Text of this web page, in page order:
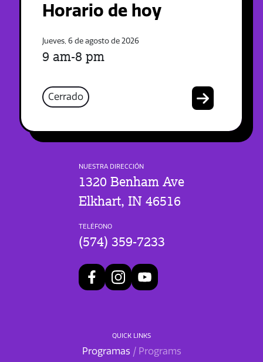
Horario de hoy
Jueves, 6 de agosto de 2026
9 am-8 pm
Cerrado
NUESTRA DIRECCIÓN
1320 Benham Ave
Elkhart, IN 46516
TELÉFONO
(574) 359-7233
QUICK LINKS
Programas / Programs